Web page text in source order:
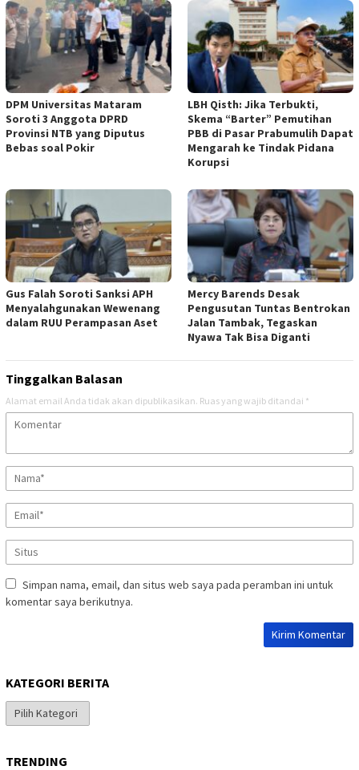
DPM Universitas Mataram
Soroti 3 Anggota DPRD
Provinsi NTB yang Diputus
Bebas soal Pokir
LBH Qisth: Jika Terbukti,
Skema “Barter” Pemutihan
PBB di Pasar Prabumulih Dapat
Mengarah ke Tindak Pidana
Korupsi
Gus Falah Soroti Sanksi APH
Menyalahgunakan Wewenang
dalam RUU Perampasan Aset
Mercy Barends Desak
Pengusutan Tuntas Bentrokan
Jalan Tambak, Tegaskan
Nyawa Tak Bisa Diganti
Tinggalkan Balasan
Alamat email Anda tidak akan dipublikasikan. Ruas yang wajib ditandai *
Simpan nama, email, dan situs web saya pada peramban ini untuk
komentar saya berikutnya.
KATEGORI BERITA
Kategori
Berita
TRENDING